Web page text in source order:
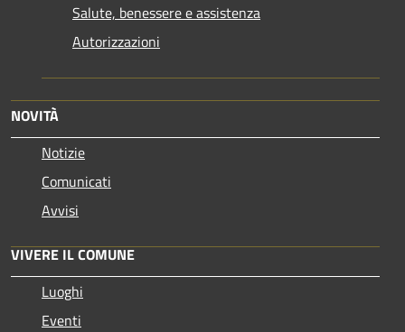
Salute, benessere e assistenza
Autorizzazioni
NOVITÀ
Notizie
Comunicati
Avvisi
VIVERE IL COMUNE
Luoghi
Eventi